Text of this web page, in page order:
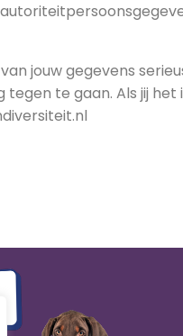
jouw gegevens
te gaan. Als jij